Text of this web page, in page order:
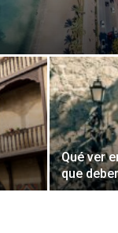
Qué ver
que